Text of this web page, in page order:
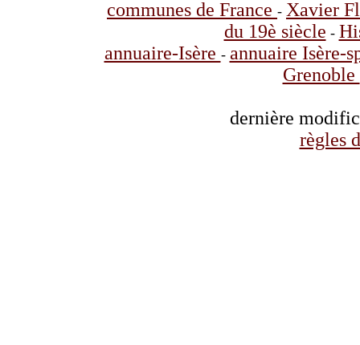
communes de France - Xavier
du 19è siècle -
annuaire-Isère - annuaire Isère-
Grenoble
dernière
règles